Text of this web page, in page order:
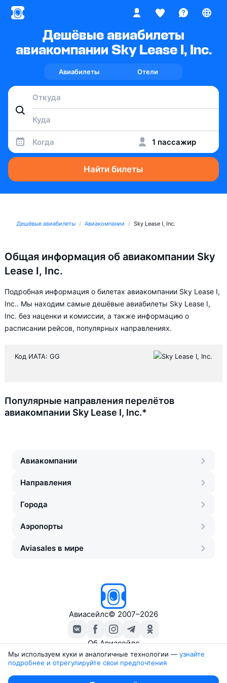
Дешёвые авиабилеты
авиакомпании Sky Lease I, Inc.
Авиабилеты Отели
Когда 1 пассажир
Найти билеты
Дешёвые авиабилеты Авиакомпании Sky Lease I, Inc.
Общая информация об авиакомпании Sky
Lease I, Inc.
Подробная информация о билетах авиакомпании Sky Lease I,
Inc.. Мы находим самые дешёвые авиабилеты Sky Lease I,
Inc. без наценки и комиссии, а также информацию о
расписании рейсов, популярных направлениях.
Код ИАТА: GG
Популярные направления перелётов
авиакомпании Sky Lease I, Inc.*
Авиакомпании
Направления
Города
Аэропорты
Aviasales в мире
Авиасейлс© 2007–2026
Об Авиасейлс
Пресс‑центр
Travelpayouts
Мы используем куки и аналогичные технологии — узнайте
подробнее и отрегулируйте свои предпочтения